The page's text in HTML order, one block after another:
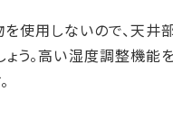
使用しないので、天井
う。高い湿度調整機能